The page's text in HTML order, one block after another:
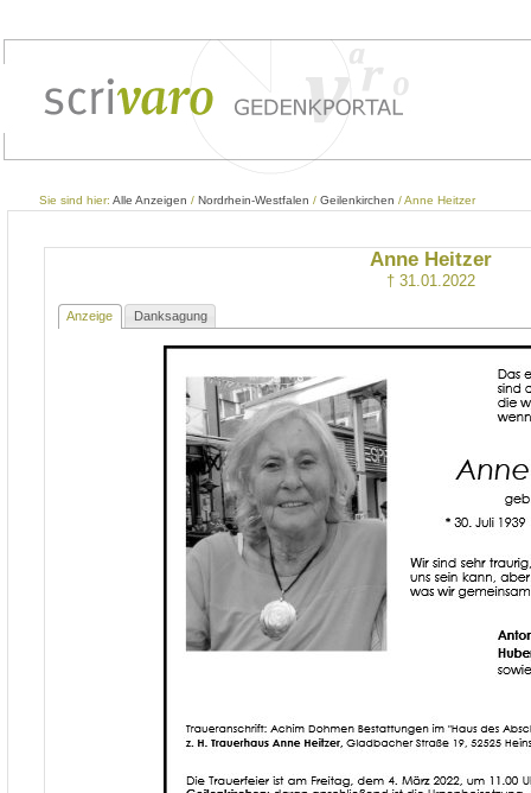
Sie sind hier: Alle Anzeigen / Nordrhein-Westfalen / Geilenkirchen / Anne Heitzer
Anne Heitzer
† 31.01.2022
Anzeige Danksagung